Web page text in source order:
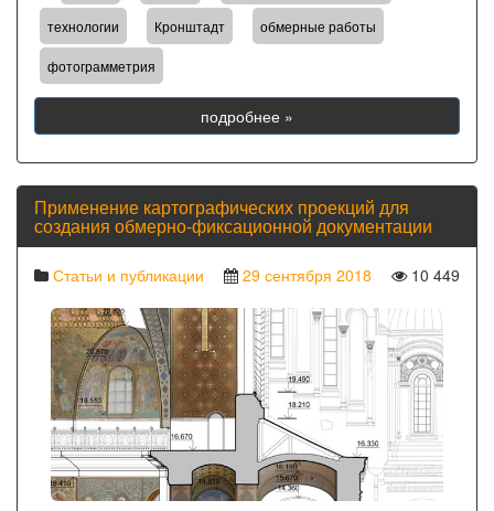
технологии Кронштадт обмерные работы
фотограмметрия
подробнее »
Применение картографических проекций для
создания обмерно-фиксационной документации
Статьи и публикации 29 сентября 2018 10 449